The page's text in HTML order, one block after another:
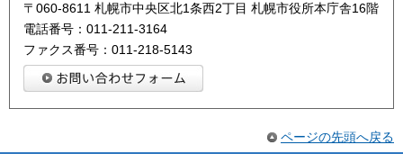
〒060-8611 札幌市中央区北1条西2丁目 札幌市役所本庁舎16階
電話番号：011-211-3164
ファクス番号：011-218-5143
ページの先頭へ戻る